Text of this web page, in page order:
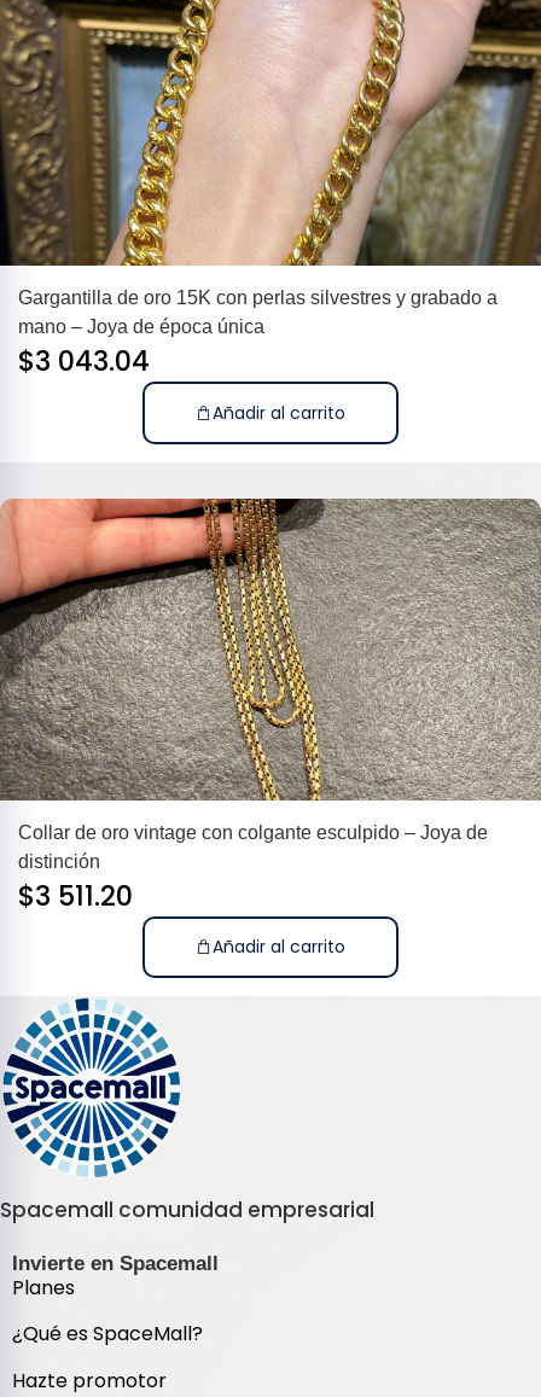
Gargantilla de oro 15K con perlas silvestres y grabado a
mano – Joya de época única
$3 043.04
Añadir al carrito
Collar de oro vintage con colgante esculpido – Joya de
distinción
$3 511.20
Añadir al carrito
Spacemall comunidad empresarial
Invierte en Spacemall
Planes
¿Qué es SpaceMall?
Hazte promotor